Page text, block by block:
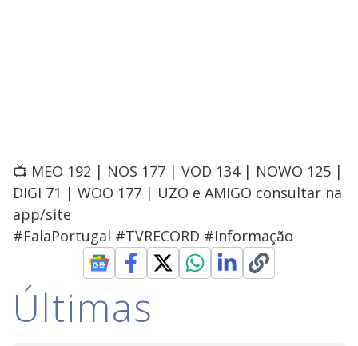
📺 MEO 192 | NOS 177 | VOD 134 | NOWO 125 |
DIGI 71 | WOO 177 | UZO e AMIGO consultar na
app/site
#FalaPortugal #TVRECORD #Informação
Últimas